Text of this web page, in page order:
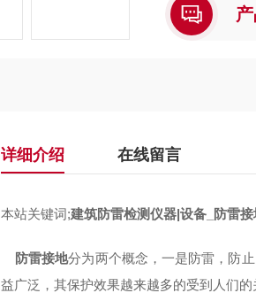
详细介绍 在线留言
本站关键词;建筑防雷检测仪器|设备_防雷
防雷接地分为两个概念，一是防雷，防
益广泛，其保护效果越来越多的受到人们